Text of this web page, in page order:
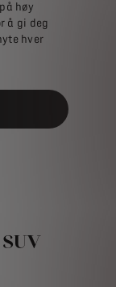
høy
å gi deg
hver